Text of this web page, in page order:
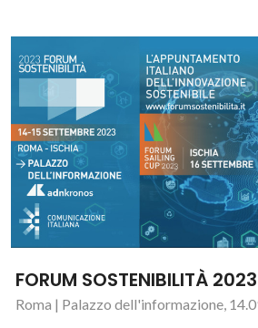
FORUM SOSTENIBILITÀ 2023
Roma | Palazzo dell'informazione,